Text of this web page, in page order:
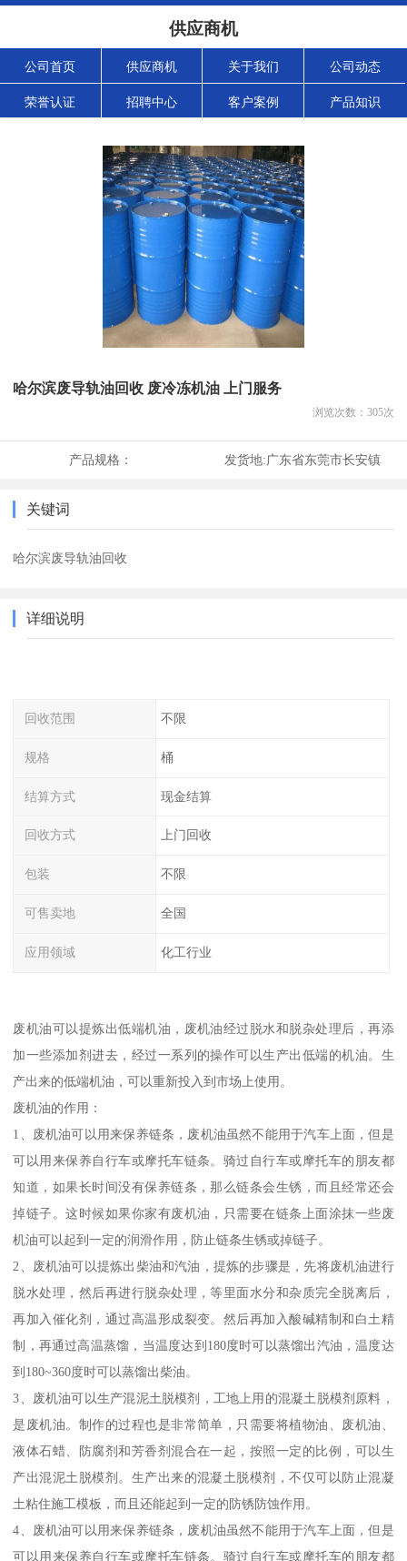
供应商机
公司首页 供应商机 关于我们 公司动态
荣誉认证 招聘中心 客户案例 产品知识
哈尔滨废导轨油回收 废冷冻机油 上门服务
浏览次数： 305次
产品规格： 发货地:广东省东莞市长安镇
关键词
哈尔滨废导轨油回收
详细说明
回收范围 不限
规格 桶
结算方式 现金结算
回收方式 上门回收
包装 不限
可售卖地 全国
应用领域 化工行业
废机油可以提炼出低端机油，废机油经过脱水和脱杂处理后，再添
加一些添加剂进去，经过一系列的操作可以生产出低端的机油。生
产出来的低端机油，可以重新投入到市场上使用。
废机油的作用：
1、废机油可以用来保养链条，废机油虽然不能用于汽车上面，但是
可以用来保养自行车或摩托车链条。骑过自行车或摩托车的朋友都
知道，如果长时间没有保养链条，那么链条会生锈，而且经常还会
掉链子。这时候如果你家有废机油，只需要在链条上面涂抹一些废
机油可以起到一定的润滑作用，防止链条生锈或掉链子。
2、废机油可以提炼出柴油和汽油，提炼的步骤是，先将废机油进行
脱水处理，然后再进行脱杂处理，等里面水分和杂质完全脱离后，
再加入催化剂，通过高温形成裂变。然后再加入酸碱精制和白土精
制，再通过高温蒸馏，当温度达到180度时可以蒸馏出汽油，温度达
到180~360度时可以蒸馏出柴油。
3、废机油可以生产混泥土脱模剂，工地上用的混凝土脱模剂原料，
是废机油。制作的过程也是非常简单，只需要将植物油、废机油、
液体石蜡、防腐剂和芳香剂混合在一起，按照一定的比例，可以生
产出混泥土脱模剂。生产出来的混凝土脱模剂，不仅可以防止混凝
土粘住施工模板，而且还能起到一定的防锈防蚀作用。
4、废机油可以用来保养链条，废机油虽然不能用于汽车上面，但是
可以用来保养自行车或摩托车链条。骑过自行车或摩托车的朋友都